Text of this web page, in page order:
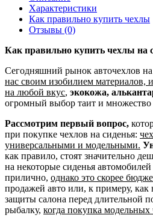
Характеристики
Как правильно купить чехлы
Отзывы (0)
Как правильно купить чехлы на
Сегодняшний рынок авточехлов
нас своим изобилием материалов,
на любой вкус, экокожа,
огромный выбор таит и
Рассмотрим первый вопрос,
при покупке чехлов на сиденья:
универсальными и модельными.
как правило, стоят значительно
на некоторые сиденья
прилично, однако это скорее
продажей авто или, к примеру, как
защиты салона перед длительной
рыбалку, когда покупка модельных